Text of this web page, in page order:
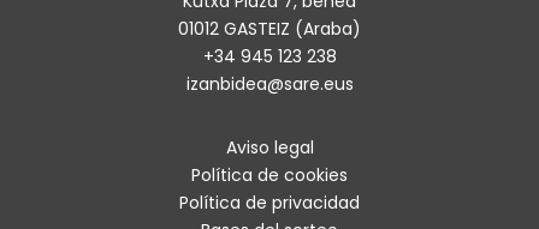
01012 GASTEIZ (Araba)
+34 945 123 238
izanbidea@sare.eus
Aviso legal
Política de cookies
Política de privacidad